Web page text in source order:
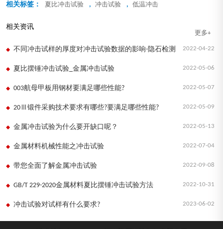
相关标签： 夏比冲击试验 , 冲击试验 , 低温冲击
相关资讯
更多+
2022-04-22
不同冲击试样的厚度对冲击试验数据的影响-隐石检测
2022-05-06
夏比摆锤冲击试验_金属冲击试验
2022-05-07
003航母甲板用钢材要满足哪些性能?
2022-05-09
20Ⅲ锻件采购技术要求有哪些?要满足哪些性能?
2022-05-13
金属冲击试验为什么要开缺口呢？
2022-07-04
金属材料机械性能之冲击试验
2022-09-08
带您全面了解金属冲击试验
2022-10-31
GB/T 229-2020金属材料夏比摆锤冲击试验方法
2023-06-02
冲击试验对试样有什么要求?